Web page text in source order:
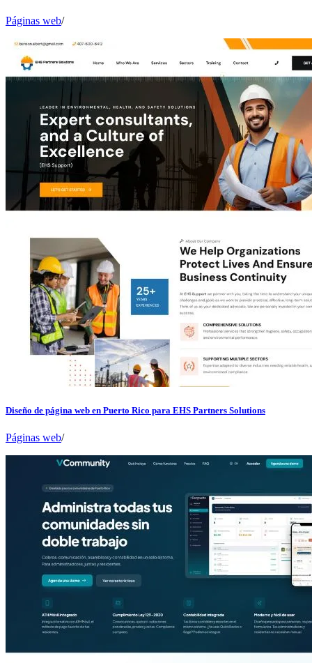
Páginas web/
Diseño de página web en Puerto Rico para EHS Partners Solutions
Páginas web/